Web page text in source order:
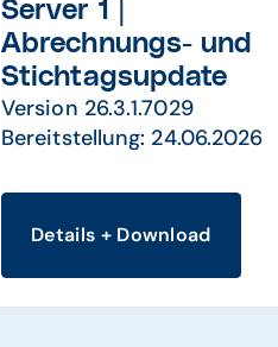
Server 1 |
Abrechnungs- und
Stichtagsupdate
Version 26.3.1.7029
Bereitstellung: 24.06.2026
Details + Download